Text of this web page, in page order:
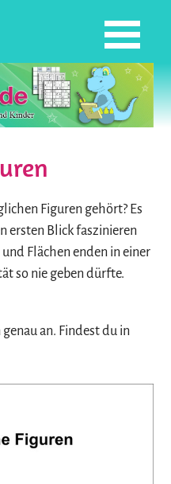
Figuren gehört? Es
ersten Blick faszinieren
Flächen enden in einer
so nie geben dürfte.
an. Findest du in